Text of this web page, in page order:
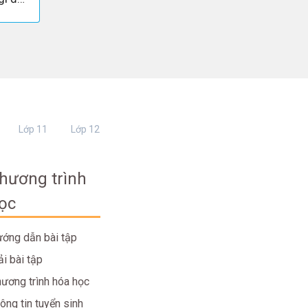
Lớp 11 Lớp 12
trình
dẫn bài tập
bài tập
trình hóa học
tin tuyển sinh